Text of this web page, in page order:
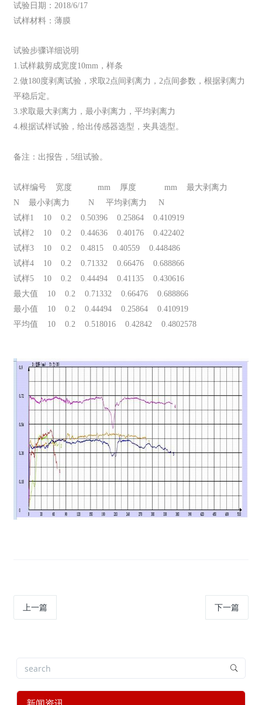
试验日期：2018/6/17
试样材料：薄膜
试验步骤详细说明
1.试样裁剪成宽度10mm，样条
2.做180度剥离试验，求取2点间剥离力，2点间参数，根据剥离力
平稳后定。
3.求取最大剥离力，最小剥离力，平均剥离力
4.根据试样试验，给出传感器选型，夹具选型。
备注：出报告，5组试验。
试样编号 宽度 mm 厚度 mm 最大剥离力
N 最小剥离力 N 平均剥离力 N
试样1 10 0.2 0.50396 0.25864 0.410919
试样2 10 0.2 0.44636 0.40176 0.422402
试样3 10 0.2 0.4815 0.40559 0.448486
试样4 10 0.2 0.71332 0.66476 0.688866
试样5 10 0.2 0.44494 0.41135 0.430616
最大值 10 0.2 0.71332 0.66476 0.688866
最小值 10 0.2 0.44494 0.25864 0.410919
平均值 10 0.2 0.518016 0.42842 0.4802578
上一篇 下一篇